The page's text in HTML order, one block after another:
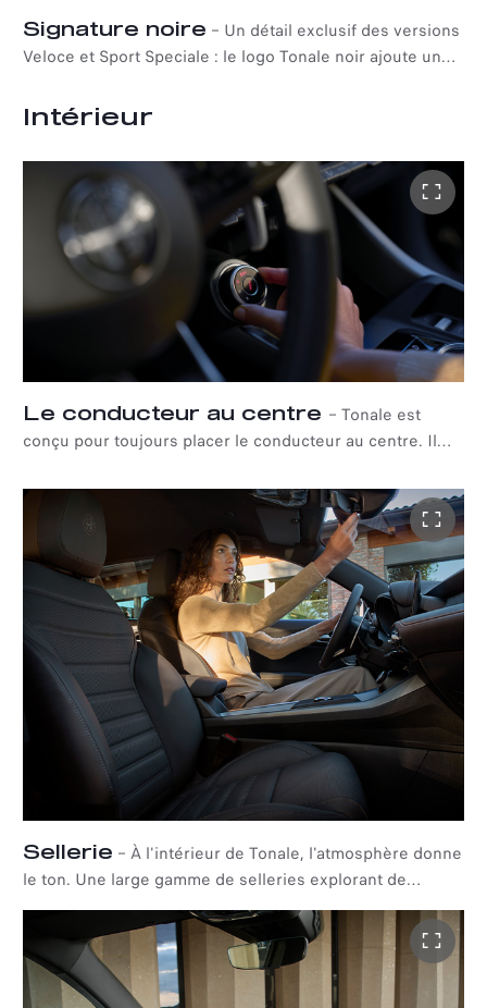
Signature noire – Un détail exclusif des versions
Veloce et Sport Speciale : le logo Tonale noir ajoute une
voiture.
Intérieur
Le conducteur au centre – Tonale est
conçu pour toujours placer le conducteur au centre. Il
l'idée d'expression personnelle et de personnalisation,
avec une large gamme de matériaux, de finitions et de
détails haut de gamme permettant à chaque espace de
refléter un style distinct. Une interface entièrement
numérique, axée sur le conducteur, s'intègre
parfaitement à un savoir-faire exclusif et à des
fonctionnalités raffinées, créant une atmosphère qui
s'adapte sans effort à chaque trajet.
Sellerie – À l'intérieur de Tonale, l'atmosphère donne
le ton. Une large gamme de selleries explorant de
nombreux styles, du minimalisme raffiné à l'expression
italienne audacieuse, avec des matériaux haut de
gamme, des textures distinctives et des détails subtils
qui façonnent le caractère de l'habitacle. Les surpiqûres